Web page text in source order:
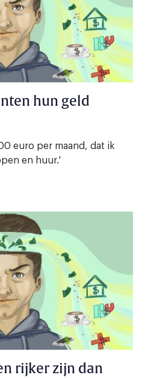
hun geld
euro per maand, dat ik
en huur.'
rijker zijn dan